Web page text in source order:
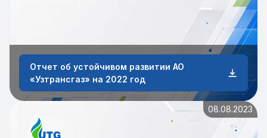
Отчет об устойчивом развитии АО
«Узтрансгаз» на 2022 год
08.08.2023